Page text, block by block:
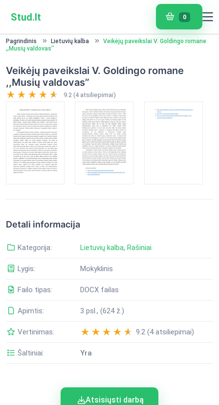
Stud.lt 0
Pagrindinis Lietuvių kalba
Veikėjų paveikslai V. Goldingo romane
,,Musių valdovas’’
Veikėjų paveikslai V. Goldingo romane
,,Musių valdovas’’
9.2 (4 atsiliepimai)
Detali informacija
Kategorija: Lietuvių kalba, Rašiniai
Lygis: Mokyklinis
Failo tipas: DOCX failas
Apimtis: 3 psl., (624 ž.)
Vertinimas: 9.2 (4 atsiliepimai)
Šaltiniai: Yra
Atsisiųsti darbą